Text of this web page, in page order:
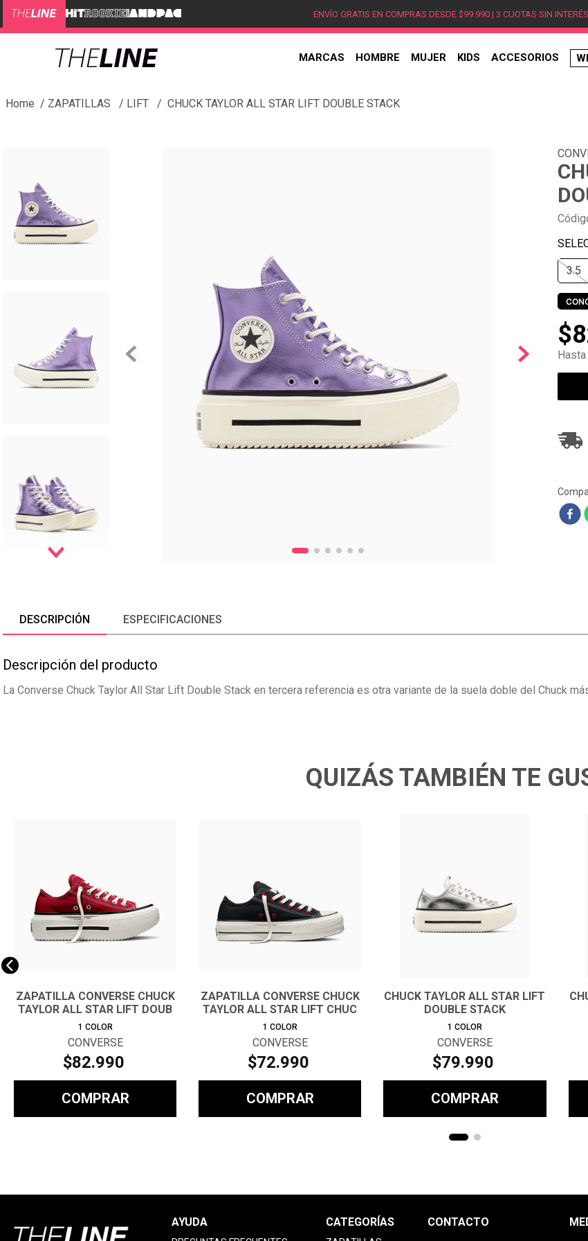
ENVÍO GRATIS EN COMPRAS DESDE $99.990 | 3 CUOTAS SIN
MARCAS HOMBRE MUJER KIDS ACCESORIOS
ZAPATILLAS LIFT CHUCK TAYLOR ALL STAR LIFT DOUBLE STACK
3.5
$
DESCRIPCIÓN ESPECIFICACIONES
Descripción del producto
La Converse Chuck Taylor All Star Lift Double Stack en tercera referencia es otra variante de la suela doble del Chuck
QUIZÁS TAMBIÉN TE
ZAPATILLA CONVERSE CHUCK
TAYLOR ALL STAR LIFT DOUB
1 COLOR
CONVERSE
$82.990
COMPRAR
ZAPATILLA CONVERSE CHUCK
TAYLOR ALL STAR LIFT CHUC
1 COLOR
CONVERSE
$72.990
COMPRAR
CHUCK TAYLOR ALL STAR LIFT
DOUBLE STACK
1 COLOR
CONVERSE
$79.990
COMPRAR
AYUDA CATEGORÍAS CONTACTO